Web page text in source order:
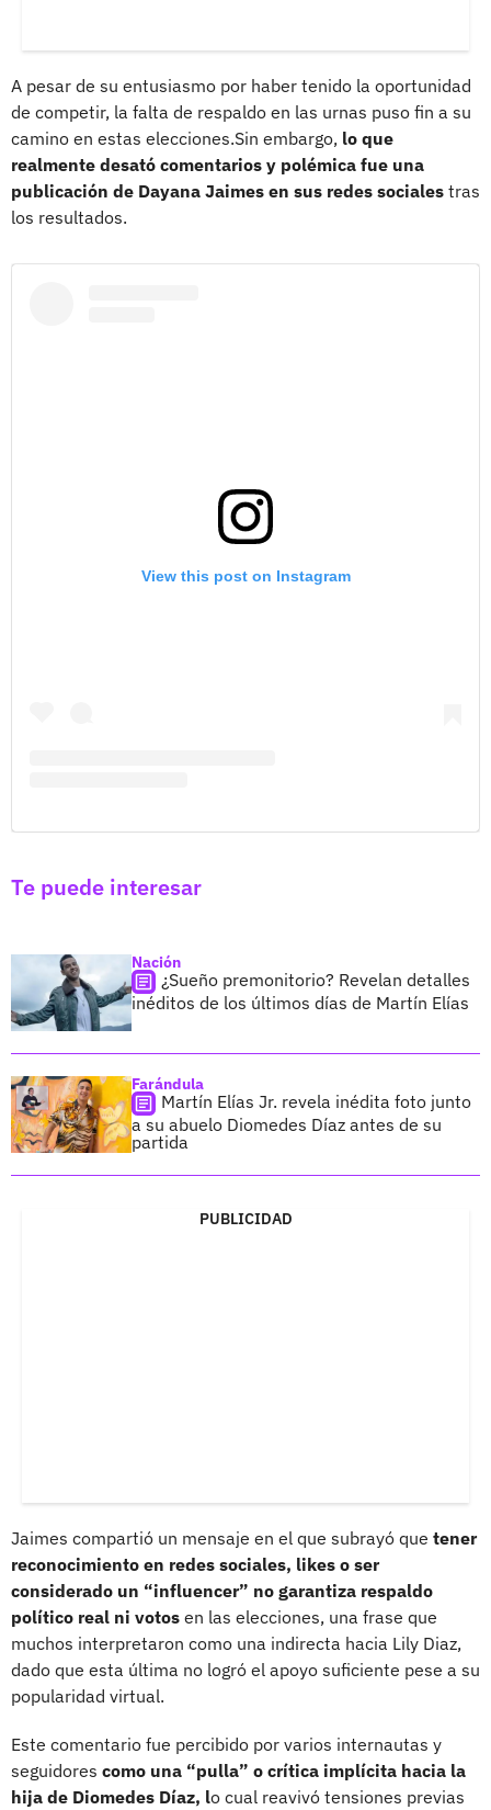
A pesar de su entusiasmo por haber tenido la oportunidad
de competir, la falta de respaldo en las urnas puso fin a su
camino en estas elecciones.Sin embargo, lo que
realmente desató comentarios y polémica fue una
publicación de Dayana Jaimes en sus redes sociales tras
los resultados.
View this post on Instagram
Te puede interesar
Nación
¿Sueño premonitorio? Revelan detalles
inéditos de los últimos días de Martín Elías
Farándula
Martín Elías Jr. revela inédita foto junto
a su abuelo Diomedes Díaz antes de su
partida
PUBLICIDAD
Jaimes compartió un mensaje en el que subrayó que tener
reconocimiento en redes sociales, likes o ser
considerado un “influencer” no garantiza respaldo
político real ni votos en las elecciones, una frase que
muchos interpretaron como una indirecta hacia Lily Diaz,
dado que esta última no logró el apoyo suficiente pese a su
popularidad virtual.
Este comentario fue percibido por varios internautas y
seguidores como una “pulla” o crítica implícita hacia la
hija de Diomedes Díaz, lo cual reavivó tensiones previas